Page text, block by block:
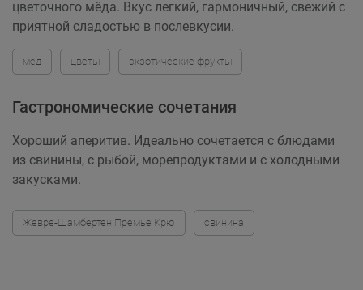
цветочного мёда. Вкус легкий, гармоничный, свежий с
приятной сладостью в послевкусии.
мед цветы экзотические фрукты
Гастрономические сочетания
Хороший аперитив. Идеально сочетается с блюдами
из свинины, с рыбой, морепродуктами и с холодными
закусками.
Жевре-Шамбертен Премье Крю свинина